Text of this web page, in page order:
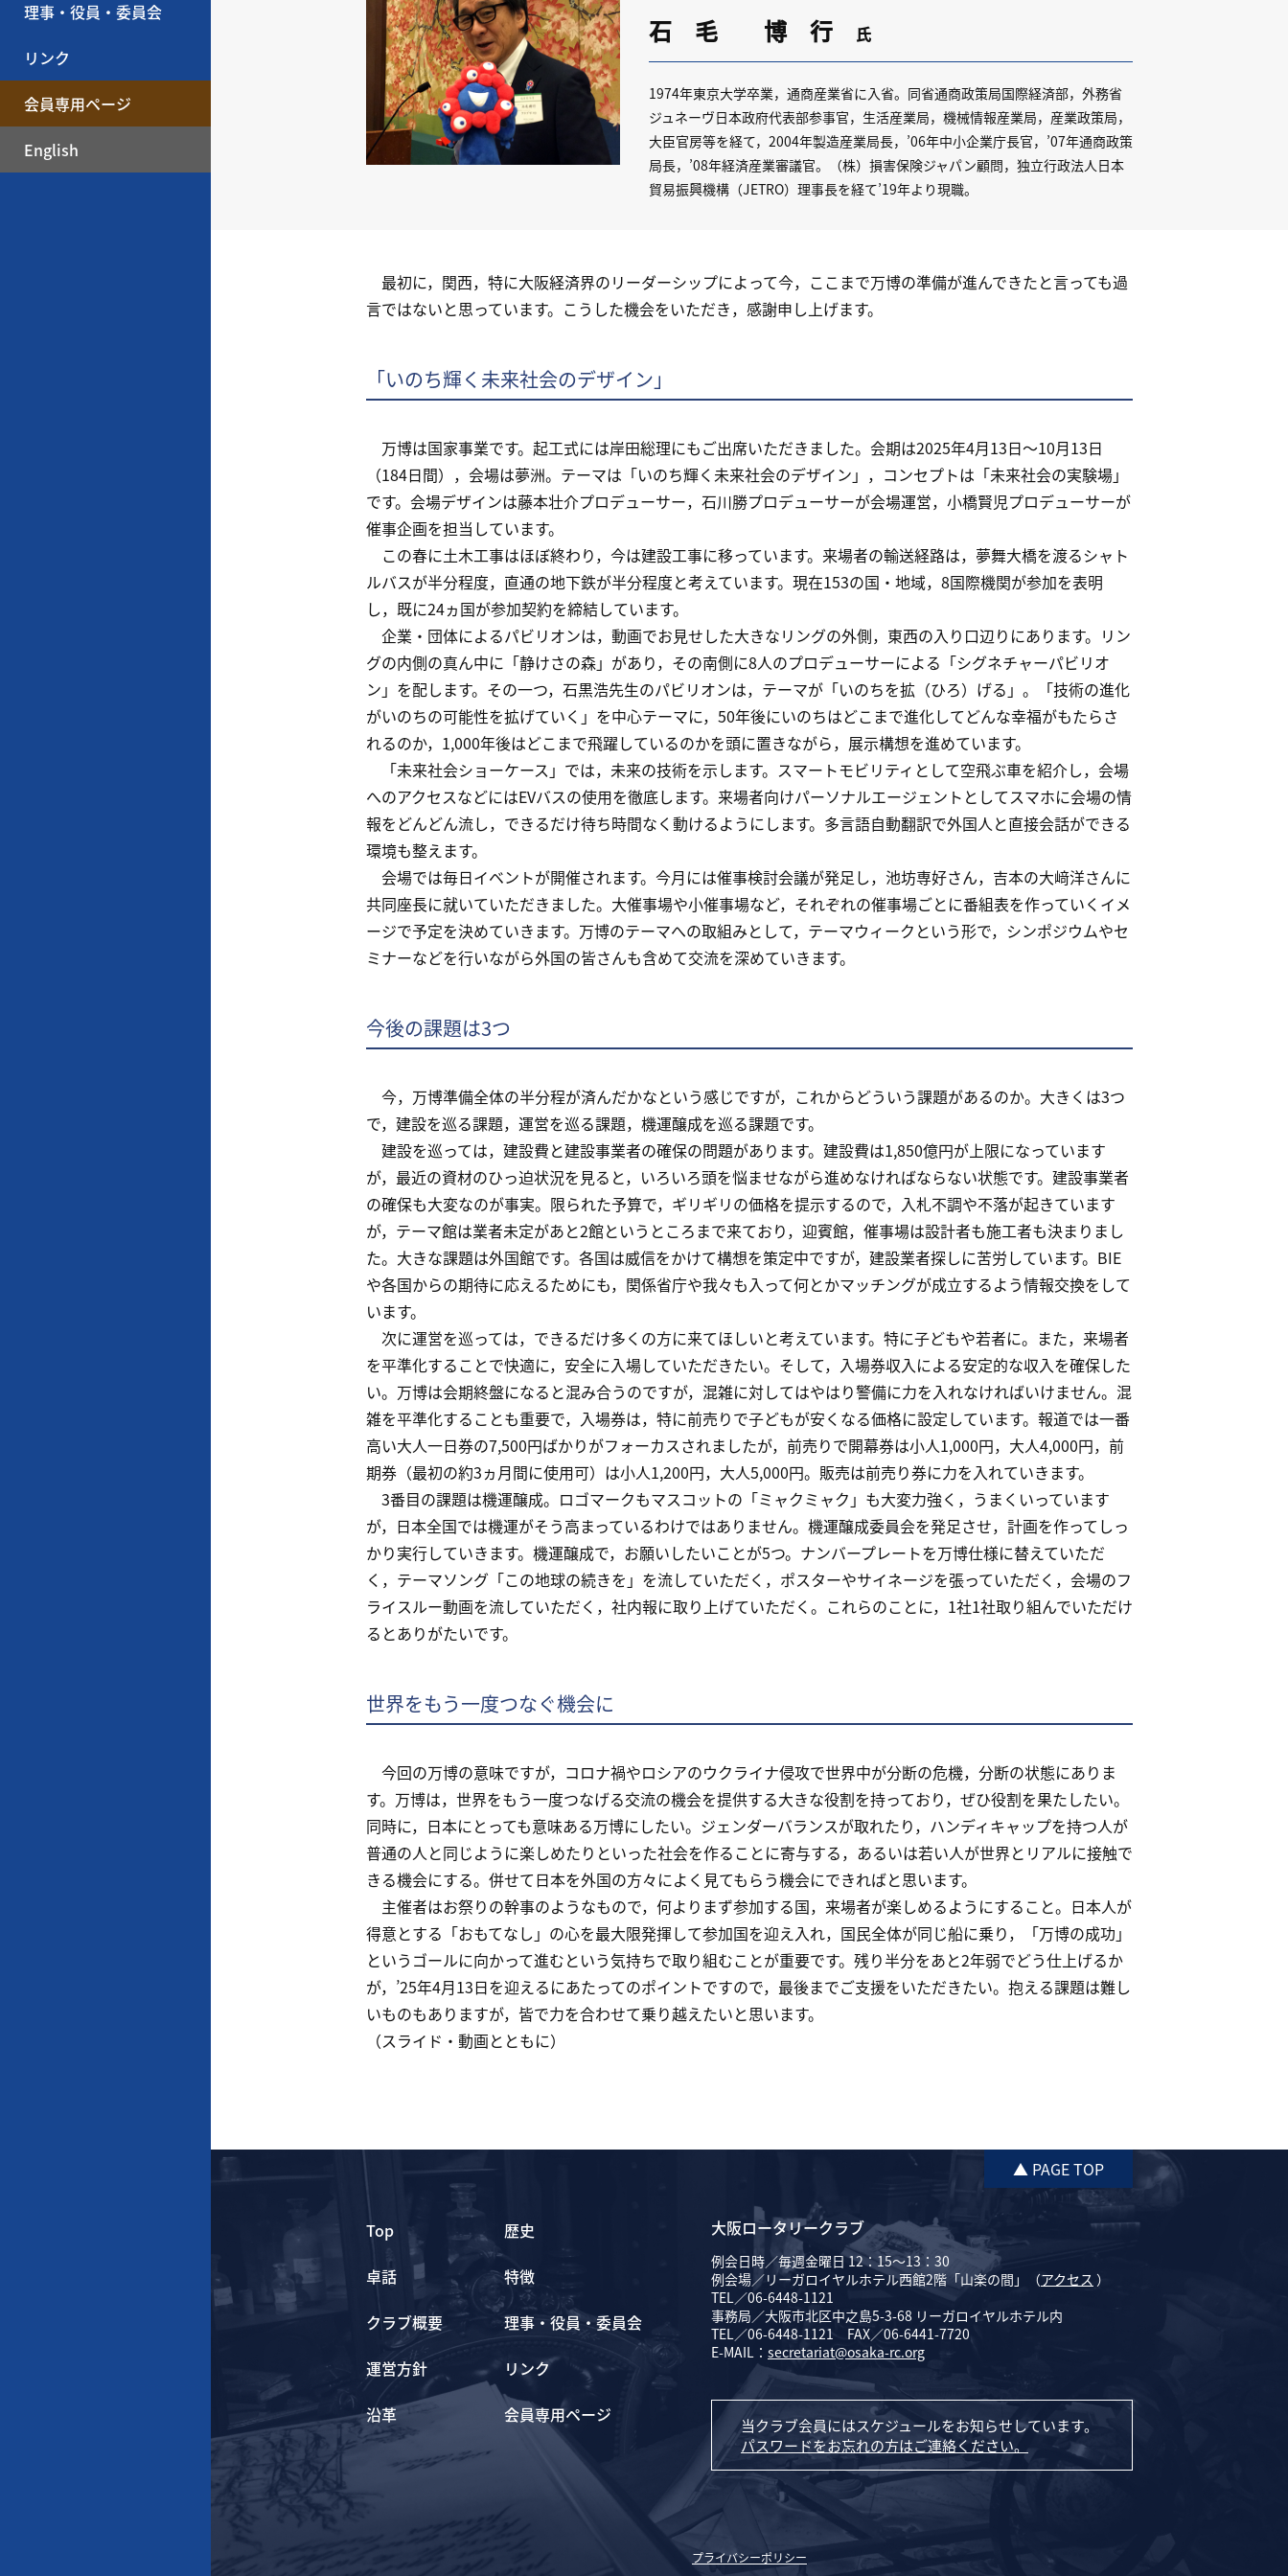
理事・役員・委員会
リンク
会員専用ページ
English
石 毛 博 行 氏
1974年東京大学卒業，通商産業省に入省。同省通商政策局国際経済部，外務省
ジュネーヴ日本政府代表部参事官，生活産業局，機械情報産業局，産業政策局，
大臣官房等を経て，2004年製造産業局長，’06年中小企業庁長官，’07年通商政策
局長，’08年経済産業審議官。（株）損害保険ジャパン顧問，独立行政法人日本
貿易振興機構（JETRO）理事長を経て’19年より現職。
最初に，関西，特に大阪経済界のリーダーシップによって今，ここまで万博の準備が進んできたと言っても過
言ではないと思っています。こうした機会をいただき，感謝申し上げます。
「いのち輝く未来社会のデザイン」
万博は国家事業です。起工式には岸田総理にもご出席いただきました。会期は2025年4月13日～10月13日
（184日間），会場は夢洲。テーマは「いのち輝く未来社会のデザイン」，コンセプトは「未来社会の実験場」
です。会場デザインは藤本壮介プロデューサー，石川勝プロデューサーが会場運営，小橋賢児プロデューサーが
催事企画を担当しています。
この春に土木工事はほぼ終わり，今は建設工事に移っています。来場者の輸送経路は，夢舞大橋を渡るシャト
ルバスが半分程度，直通の地下鉄が半分程度と考えています。現在153の国・地域，8国際機関が参加を表明
し，既に24ヵ国が参加契約を締結しています。
企業・団体によるパビリオンは，動画でお見せした大きなリングの外側，東西の入り口辺りにあります。リン
グの内側の真ん中に「静けさの森」があり，その南側に8人のプロデューサーによる「シグネチャーパビリオ
ン」を配します。その一つ，石黒浩先生のパビリオンは，テーマが「いのちを拡（ひろ）げる」。「技術の進化
がいのちの可能性を拡げていく」を中心テーマに，50年後にいのちはどこまで進化してどんな幸福がもたらさ
れるのか，1,000年後はどこまで飛躍しているのかを頭に置きながら，展示構想を進めています。
「未来社会ショーケース」では，未来の技術を示します。スマートモビリティとして空飛ぶ車を紹介し，会場
へのアクセスなどにはEVバスの使用を徹底します。来場者向けパーソナルエージェントとしてスマホに会場の情
報をどんどん流し，できるだけ待ち時間なく動けるようにします。多言語自動翻訳で外国人と直接会話ができる
環境も整えます。
会場では毎日イベントが開催されます。今月には催事検討会議が発足し，池坊専好さん，吉本の大﨑洋さんに
共同座長に就いていただきました。大催事場や小催事場など，それぞれの催事場ごとに番組表を作っていくイメ
ージで予定を決めていきます。万博のテーマへの取組みとして，テーマウィークという形で，シンポジウムやセ
ミナーなどを行いながら外国の皆さんも含めて交流を深めていきます。
今後の課題は3つ
今，万博準備全体の半分程が済んだかなという感じですが，これからどういう課題があるのか。大きくは3つ
で，建設を巡る課題，運営を巡る課題，機運醸成を巡る課題です。
建設を巡っては，建設費と建設事業者の確保の問題があります。建設費は1,850億円が上限になっています
が，最近の資材のひっ迫状況を見ると，いろいろ頭を悩ませながら進めなければならない状態です。建設事業者
の確保も大変なのが事実。限られた予算で，ギリギリの価格を提示するので，入札不調や不落が起きています
が，テーマ館は業者未定があと2館というところまで来ており，迎賓館，催事場は設計者も施工者も決まりまし
た。大きな課題は外国館です。各国は威信をかけて構想を策定中ですが，建設業者探しに苦労しています。BIE
や各国からの期待に応えるためにも，関係省庁や我々も入って何とかマッチングが成立するよう情報交換をして
います。
次に運営を巡っては，できるだけ多くの方に来てほしいと考えています。特に子どもや若者に。また，来場者
を平準化することで快適に，安全に入場していただきたい。そして，入場券収入による安定的な収入を確保した
い。万博は会期終盤になると混み合うのですが，混雑に対してはやはり警備に力を入れなければいけません。混
雑を平準化することも重要で，入場券は，特に前売りで子どもが安くなる価格に設定しています。報道では一番
高い大人一日券の7,500円ばかりがフォーカスされましたが，前売りで開幕券は小人1,000円，大人4,000円，前
期券（最初の約3ヵ月間に使用可）は小人1,200円，大人5,000円。販売は前売り券に力を入れていきます。
3番目の課題は機運醸成。ロゴマークもマスコットの「ミャクミャク」も大変力強く，うまくいっています
が，日本全国では機運がそう高まっているわけではありません。機運醸成委員会を発足させ，計画を作ってしっ
かり実行していきます。機運醸成で，お願いしたいことが5つ。ナンバープレートを万博仕様に替えていただ
く，テーマソング「この地球の続きを」を流していただく，ポスターやサイネージを張っていただく，会場のフ
ライスルー動画を流していただく，社内報に取り上げていただく。これらのことに，1社1社取り組んでいただけ
るとありがたいです。
世界をもう一度つなぐ機会に
今回の万博の意味ですが，コロナ禍やロシアのウクライナ侵攻で世界中が分断の危機，分断の状態にありま
す。万博は，世界をもう一度つなげる交流の機会を提供する大きな役割を持っており，ぜひ役割を果たしたい。
同時に，日本にとっても意味ある万博にしたい。ジェンダーバランスが取れたり，ハンディキャップを持つ人が
普通の人と同じように楽しめたりといった社会を作ることに寄与する，あるいは若い人が世界とリアルに接触で
きる機会にする。併せて日本を外国の方々によく見てもらう機会にできればと思います。
主催者はお祭りの幹事のようなもので，何よりまず参加する国，来場者が楽しめるようにすること。日本人が
得意とする「おもてなし」の心を最大限発揮して参加国を迎え入れ，国民全体が同じ船に乗り，「万博の成功」
というゴールに向かって進むという気持ちで取り組むことが重要です。残り半分をあと2年弱でどう仕上げるか
が，’25年4月13日を迎えるにあたってのポイントですので，最後までご支援をいただきたい。抱える課題は難し
いものもありますが，皆で力を合わせて乗り越えたいと思います。
（スライド・動画とともに）
▲ PAGE TOP
Top
卓話
クラブ概要
運営方針
沿革
歴史
特徴
理事・役員・委員会
リンク
会員専用ページ
大阪ロータリークラブ
例会日時／毎週金曜日 12：15～13：30
例会場／リーガロイヤルホテル西館2階「山楽の間」（アクセス ）
TEL／06-6448-1121
事務局／大阪市北区中之島5-3-68 リーガロイヤルホテル内
TEL／06-6448-1121 FAX／06-6441-7720
E-MAIL： secretariat@osaka-rc.org
当クラブ会員にはスケジュールをお知らせしています。
パスワードをお忘れの方はご連絡ください。
プライバシーポリシー